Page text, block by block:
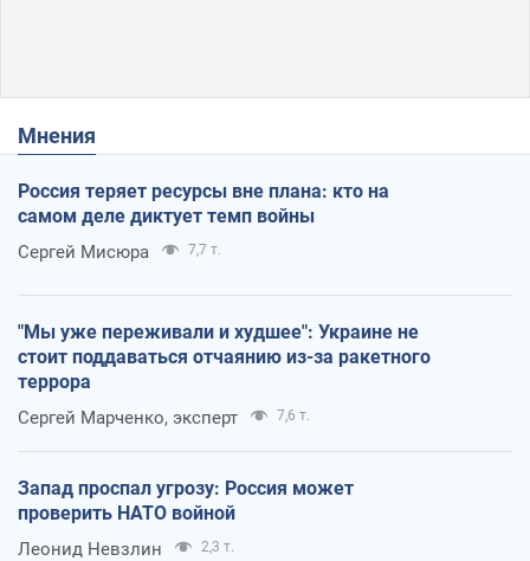
Мнения
Россия теряет ресурсы вне плана: кто на
самом деле диктует темп войны
Сергей Мисюра 7,7 т.
"Мы уже переживали и худшее": Украине не
стоит поддаваться отчаянию из-за ракетного
террора
Сергей Марченко, эксперт 7,6 т.
Запад проспал угрозу: Россия может
проверить НАТО войной
Леонид Невзлин 2,3 т.